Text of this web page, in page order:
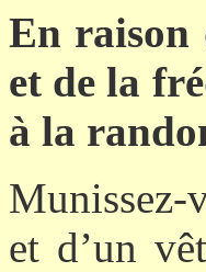
En raison
et de la
à la
Munissez-
et d’un